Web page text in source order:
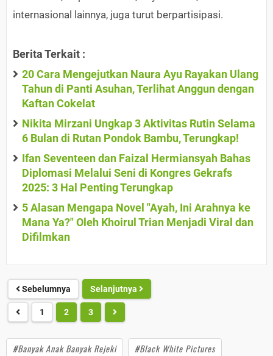
internasional lainnya, juga turut berpartisipasi.
Berita Terkait :
20 Cara Mengejutkan Naura Ayu Rayakan Ulang
Tahun di Panti Asuhan, Terlihat Anggun dengan
Kaftan Cokelat
Nikita Mirzani Ungkap 3 Aktivitas Rutin Selama
6 Bulan di Rutan Pondok Bambu, Terungkap!
Ifan Seventeen dan Faizal Hermiansyah Bahas
Diplomasi Melalui Seni di Kongres Gekrafs
2025: 3 Hal Penting Terungkap
5 Alasan Mengapa Novel "Ayah, Ini Arahnya ke
Mana Ya?" Oleh Khoirul Trian Menjadi Viral dan
Difilmkan
Sebelumnya Selanjutnya
1 2 3
#Banyak Anak Banyak Rejeki
#Black White Pictures